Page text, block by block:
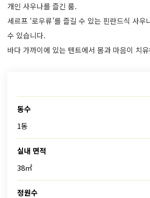
개인 사우나를 즐긴 룸.
세르프 ‘로우류’를 즐길 수 있는 핀란드식 사우
수 있습니다.
바다 가까이에 있는 텐트에서 몸과 마음이 치
동수
1동
실내 면적
38㎡
정원수